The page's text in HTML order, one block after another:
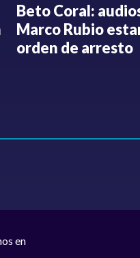
Beto Coral:
Marco Rubio
orden de arresto
en